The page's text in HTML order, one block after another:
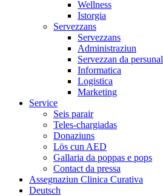
Wellness
Istorgia
Servezzans
Servezzans
Administraziun
Servezzan da persunal
Informatica
Logistica
Marketing
Service
Seis parair
Teles-chargiadas
Donaziuns
Lös cun AED
Gallaria da poppas e pops
Contact da pressa
Assegnaziun Clinica Curativa
Deutsch